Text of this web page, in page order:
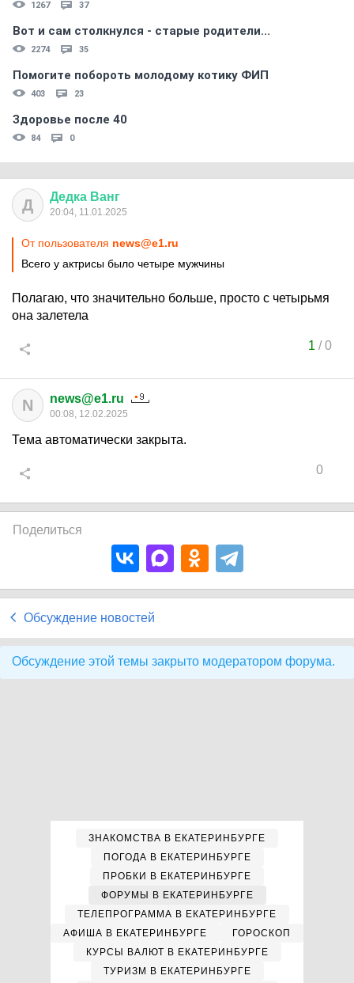
1267 37
Вот и сам столкнулся - старые родители...
2274 35
Помогите побороть молодому котику ФИП
403 23
Здоровье после 40
84 0
Д Дедка Ванг
20:04, 11.01.2025
От пользователя news@e1.ru
Всего у актрисы было четыре мужчины
Полагаю, что значительно больше, просто с четырьмя
она залетела
1 /0
N news@e1.ru
00:08, 12.02.2025
Тема автоматически закрыта.
0
Поделиться
Обсуждение новостей
Обсуждение этой темы закрыто модератором форума.
ЗНАКОМСТВА В ЕКАТЕРИНБУРГЕ
ПОГОДА В ЕКАТЕРИНБУРГЕ
ПРОБКИ В ЕКАТЕРИНБУРГЕ
ФОРУМЫ В ЕКАТЕРИНБУРГЕ
ТЕЛЕПРОГРАММА В ЕКАТЕРИНБУРГЕ
АФИША В ЕКАТЕРИНБУРГЕ
ГОРОСКОП
КУРСЫ ВАЛЮТ В ЕКАТЕРИНБУРГЕ
ТУРИЗМ В ЕКАТЕРИНБУРГЕ